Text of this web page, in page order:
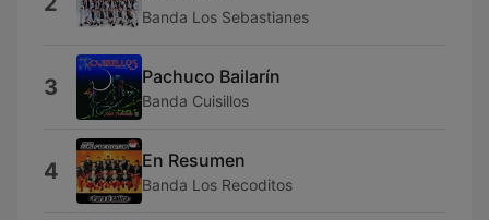
Banda Los Sebastianes
3 Pachuco Bailarín
Banda Cuisillos
4 En Resumen
Banda Los Recoditos